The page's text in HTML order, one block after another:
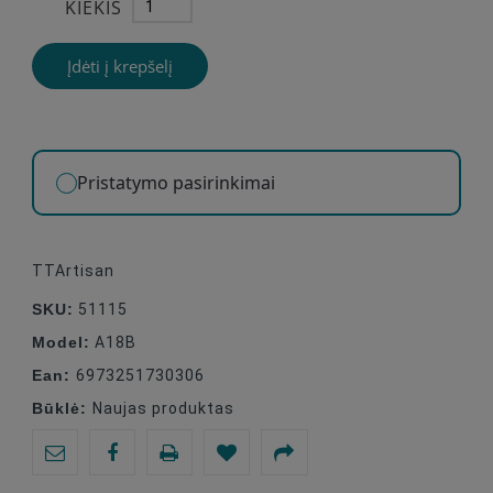
KIEKIS
Įdėti į krepšelį
Pristatymo pasirinkimai
TTArtisan
SKU: 51115
Model: A18B
Ean: 6973251730306
Būklė: Naujas produktas